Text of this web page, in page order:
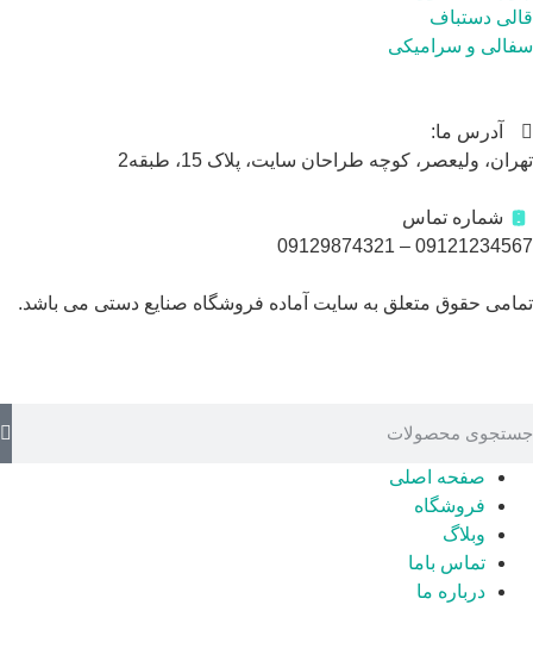
دستباف
و سرامیکی
آدرس ما:
ولیعصر، کوچه طراحان سایت، پلاک 15، طبقه2
شماره تماس
09121234567 –
حقوق متعلق به سایت آماده فروشگاه صنایع دستی می باشد.
صفحه اصلی
فروشگاه
وبلاگ
تماس باما
درباره ما